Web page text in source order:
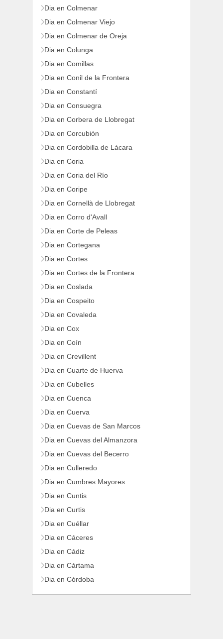
Dia en Colmenar
Dia en Colmenar Viejo
Dia en Colmenar de Oreja
Dia en Colunga
Dia en Comillas
Dia en Conil de la Frontera
Dia en Constantí
Dia en Consuegra
Dia en Corbera de Llobregat
Dia en Corcubión
Dia en Cordobilla de Lácara
Dia en Coria
Dia en Coria del Río
Dia en Coripe
Dia en Cornellà de Llobregat
Dia en Corro d'Avall
Dia en Corte de Peleas
Dia en Cortegana
Dia en Cortes
Dia en Cortes de la Frontera
Dia en Coslada
Dia en Cospeito
Dia en Covaleda
Dia en Cox
Dia en Coín
Dia en Crevillent
Dia en Cuarte de Huerva
Dia en Cubelles
Dia en Cuenca
Dia en Cuerva
Dia en Cuevas de San Marcos
Dia en Cuevas del Almanzora
Dia en Cuevas del Becerro
Dia en Culleredo
Dia en Cumbres Mayores
Dia en Cuntis
Dia en Curtis
Dia en Cuéllar
Dia en Cáceres
Dia en Cádiz
Dia en Cártama
Dia en Córdoba